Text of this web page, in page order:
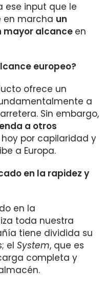
ese input que le
en marcha un
mayor alcance en
europeo?
ofrece un
a
Sin embargo,
a otros
por capilaridad y
a Europa.
en la rapidez y
en la
toda nuestra
tiene dividida su
el System, que es
completa y